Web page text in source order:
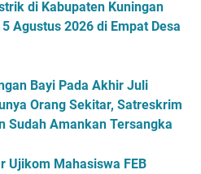
di Kabupaten Kuningan
Agustus 2026 di Empat Desa
Bayi Pada Akhir Juli
Orang Sekitar, Satreskrim
Sudah Amankan Tersangka
Ujikom Mahasiswa FEB